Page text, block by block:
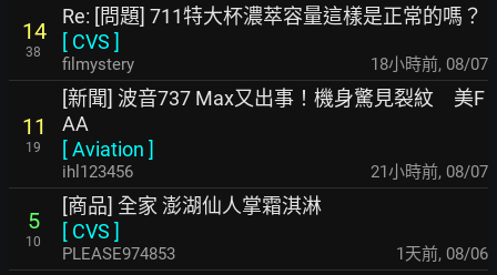
14
38
Re: [問題] 711特大杯濃萃容量這樣是正常的嗎？
[ CVS ]
filmystery 18小時前, 08/07
11
19
[新聞] 波音737 Max又出事！機身驚見裂紋 美F
AA
[Aviation ]
ihl123456 21小時前, 08/07
5
10
[商品] 全家 澎湖仙人掌霜淇淋
[ CVS ]
PLEASE974853 1天前, 08/06